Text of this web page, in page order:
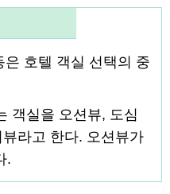
은 호텔 객실 선택의 중
객실을 오션뷰, 도심
라고 한다. 오션뷰가
.